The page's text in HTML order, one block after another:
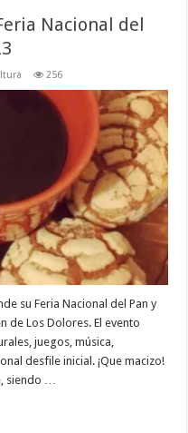
Nacional del
256
su Feria Nacional del Pan y
de Los Dolores. El evento
juegos, música,
desfile inicial. ¡Que macizo!
siendo …